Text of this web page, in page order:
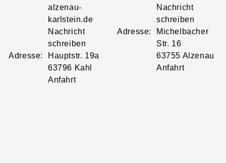
alzenau-
karlstein.de
Nachricht
schreiben
Adresse:
Hauptstr. 19a
63796 Kahl
Anfahrt
Nachricht
schreiben
Adresse:
Michelbacher
Str. 16
63755 Alzenau
Anfahrt